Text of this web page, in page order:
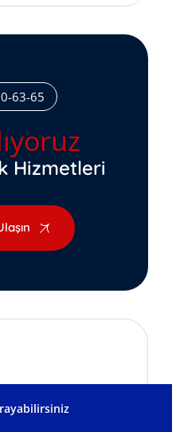
63-65
Hizmetleri